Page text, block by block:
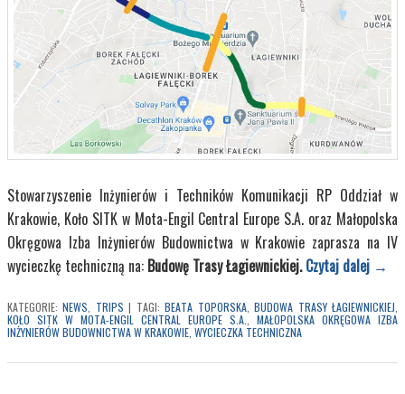
Stowarzyszenie Inżynierów i Techników Komunikacji RP Oddział w
Krakowie, Koło SITK w Mota-Engil Central Europe S.A. oraz Małopolska
Okręgowa Izba Inżynierów Budownictwa w Krakowie zaprasza na IV
wycieczkę techniczną na: Budowę Trasy Łagiewnickiej.Czytaj dalej →
KATEGORIE: NEWS, TRIPS | TAGI: BEATA TOPORSKA,BUDOWA TRASY ŁAGIEWNICKIEJ,
KOŁO SITK W MOTA-ENGIL CENTRAL EUROPE S.A., MAŁOPOLSKA OKRĘGOWA IZBA
INŻYNIERÓW BUDOWNICTWA W KRAKOWIE, WYCIECZKA TECHNICZNA